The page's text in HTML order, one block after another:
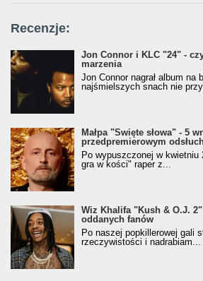
Recenzje:
Jon Connor i KLC "24" -
marzenia
Jon Connor nagrał album na
najśmielszych snach nie
Małpa "Święte słowa" - 5
przedpremierowym
Po wypuszczonej w kwietniu
gra w kości" raper z...
Wiz Khalifa "Kush & O.J.
oddanych fanów
Po naszej popkillerowej gali
rzeczywistości i nadrabiam...